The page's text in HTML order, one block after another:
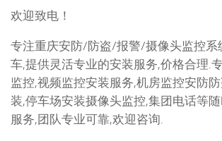
欢迎致电！
专注重庆安防/防盗/报警/摄像头监控系
车,提供灵活专业的安装服务,价格合理.
监控,视频监控安装服务,机房监控安防
装,停车场安装摄像头监控,集团电话等
服务,团队专业可靠,欢迎咨询.